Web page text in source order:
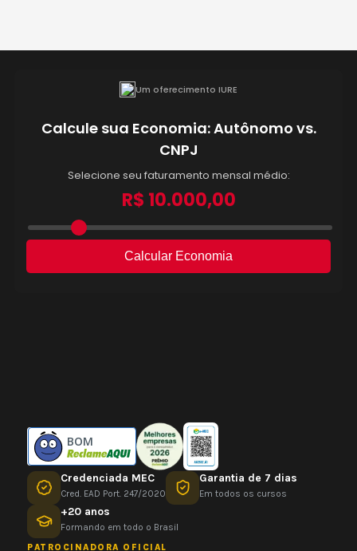
BOM
Credenciada MEC
Cred. EAD Port. 247/2020
Garantia de 7 dias
Em todos os cursos
+20 anos
Formando em todo o Brasil
PATROCINADORA OFICIAL